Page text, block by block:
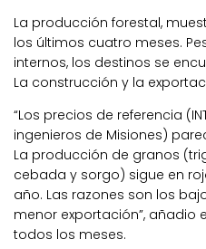
La producción forestal,
los últimos cuatro meses.
internos, los destinos se
La construcción y la
“Los precios de referencia
ingenieros de Misiones)
La producción de granos
cebada y sorgo) sigue en
año. Las razones son los
menor exportación”, añadio
todos los meses.